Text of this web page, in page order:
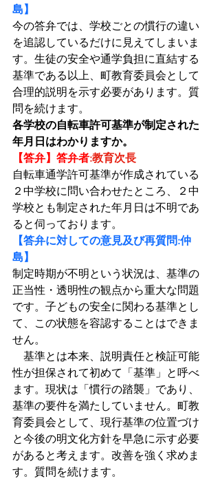
島】
今の答弁では、学校ごとの慣行の違い
を追認しているだけに見えてしまいま
す。生徒の安全や通学負担に直結する
基準である以上、町教育委員会として
合理的説明を示す必要があります。質
問を続けます。
各学校の自転車許可基準が制定された
年月日はわかりますか。
【答弁】答弁者:教育次長
自転車通学許可基準が作成されている
２中学校に問い合わせたところ、２中
学校とも制定された年月日は不明であ
ると伺っております。
【答弁に対しての意見及び再質問:仲
島】
制定時期が不明という状況は、基準の
正当性・透明性の観点から重大な問題
です。子どもの安全に関わる基準とし
て、この状態を容認することはできま
せん。
基準とは本来、説明責任と検証可能
性が担保されて初めて「基準」と呼べ
ます。現状は「慣行の踏襲」であり、
基準の要件を満たしていません。町教
育委員会として、現行基準の位置づけ
と今後の明文化方針を早急に示す必要
があると考えます。改善を強く求めま
す。質問を続けます。